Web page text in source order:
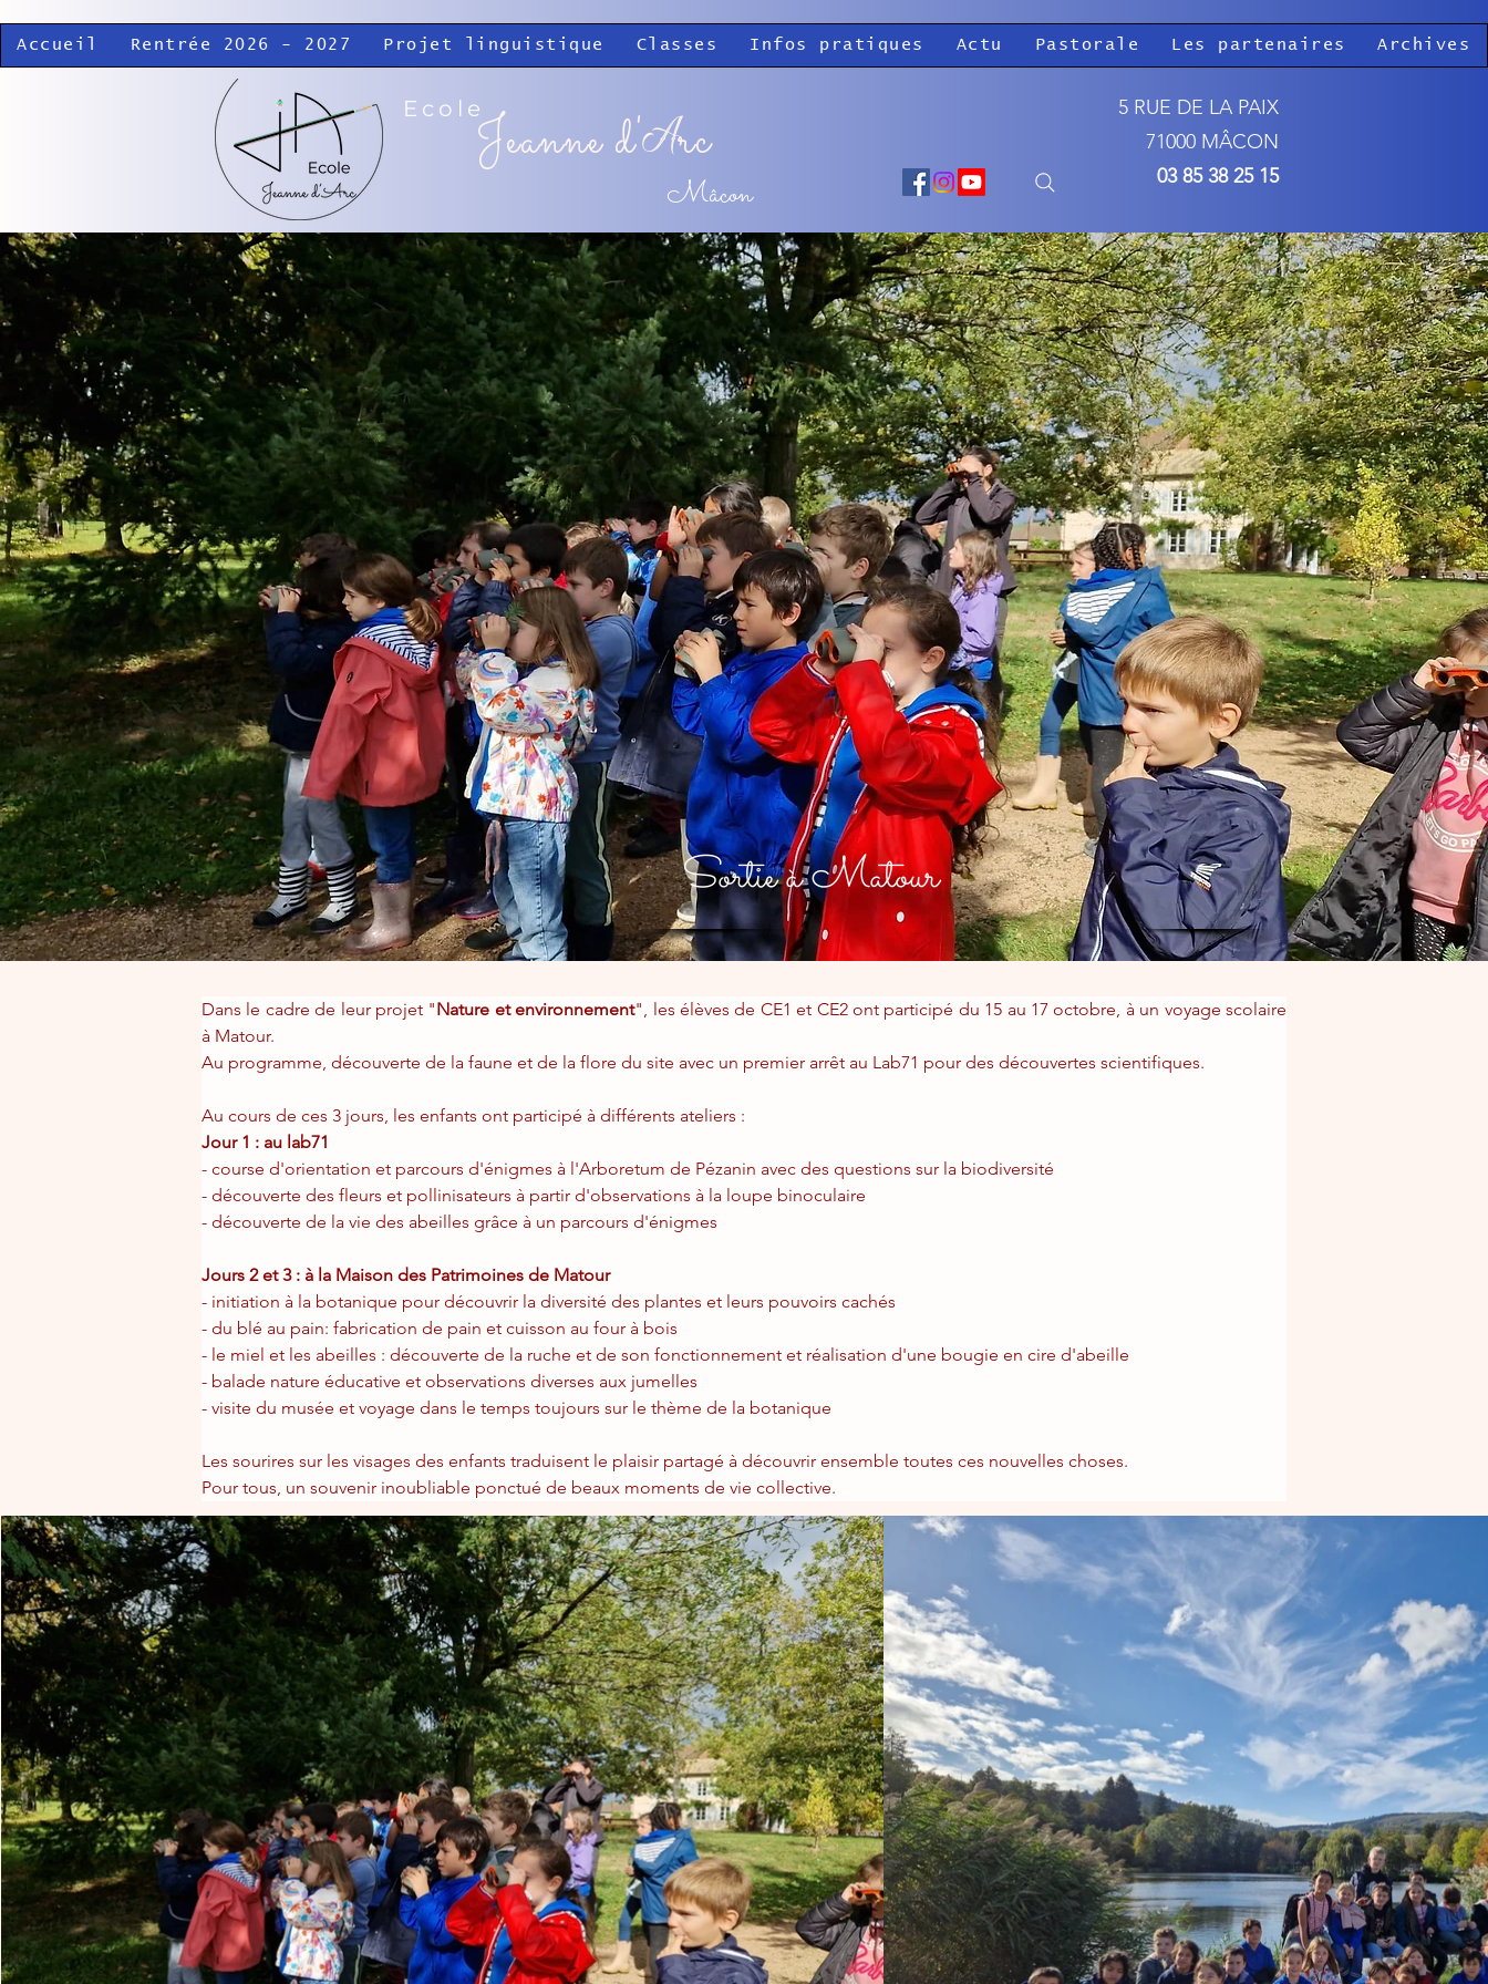
Accueil Rentrée 2026 - 2027 Projet linguistique Classes Infos pratiques Actu Pastorale Les partenaires Archives
Jeanne d'Arc
Ecole
Mâcon
5 RUE DE LA PAIX
71000 MÂCON
03 85 38 25 15
Sortie à Matour
Dans le cadre de leur projet "Nature et environnement", les élèves de CE1 et CE2 ont participé du 15 au 17 octobre, à un voyage scolaire
à Matour.
Au programme, découverte de la faune et de la flore du site avec un premier arrêt au Lab71 pour des découvertes scientifiques.
Au cours de ces 3 jours, les enfants ont participé à différents ateliers :
Jour 1 : au lab71
- course d'orientation et parcours d'énigmes à l'Arboretum de Pézanin avec des questions sur la biodiversité
- découverte des fleurs et pollinisateurs à partir d'observations à la loupe binoculaire
- découverte de la vie des abeilles grâce à un parcours d'énigmes
Jours 2 et 3 : à la Maison des Patrimoines de Matour
- initiation à la botanique pour découvrir la diversité des plantes et leurs pouvoirs cachés
- du blé au pain: fabrication de pain et cuisson au four à bois
- le miel et les abeilles : découverte de la ruche et de son fonctionnement et réalisation d'une bougie en cire d'abeille
- balade nature éducative et observations diverses aux jumelles
- visite du musée et voyage dans le temps toujours sur le thème de la botanique
Les sourires sur les visages des enfants traduisent le plaisir partagé à découvrir ensemble toutes ces nouvelles choses.
Pour tous, un souvenir inoubliable ponctué de beaux moments de vie collective.